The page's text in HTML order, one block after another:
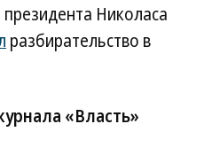
Николаса
разбирательство в
«Власть»